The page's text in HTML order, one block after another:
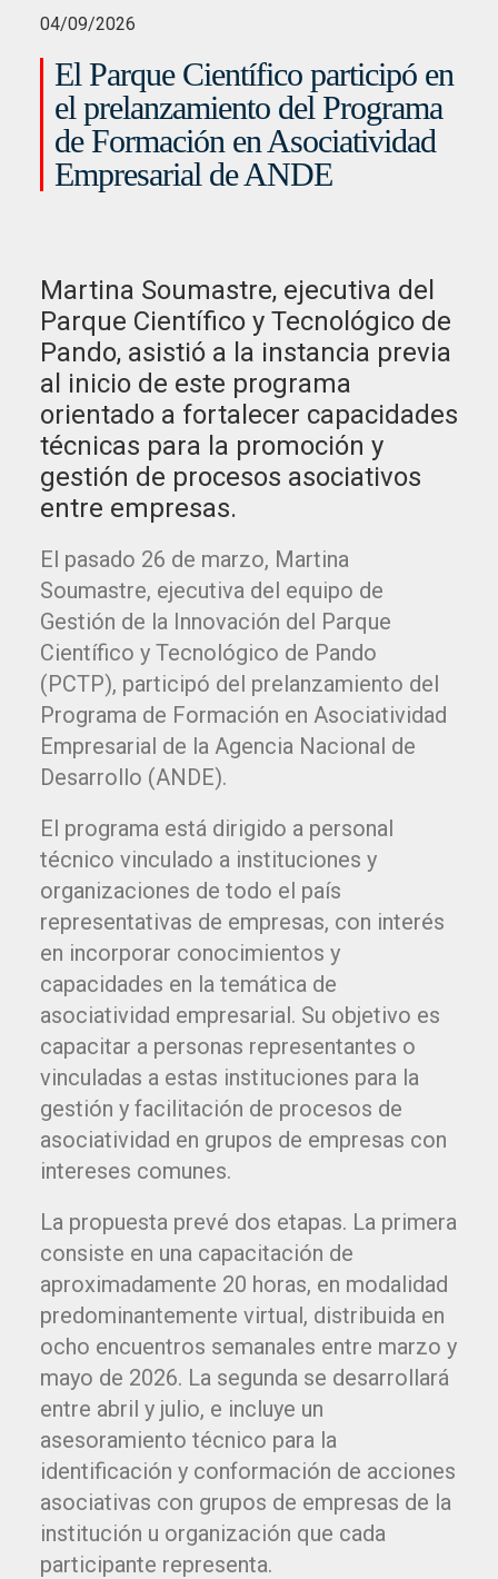
04/09/2026
El Parque Científico participó en
el prelanzamiento del Programa
de Formación en Asociatividad
Empresarial de ANDE
Martina Soumastre, ejecutiva del
Parque Científico y Tecnológico de
Pando, asistió a la instancia previa
al inicio de este programa
orientado a fortalecer capacidades
técnicas para la promoción y
gestión de procesos asociativos
entre empresas.
El pasado 26 de marzo, Martina
Soumastre, ejecutiva del equipo de
Gestión de la Innovación del Parque
Científico y Tecnológico de Pando
(PCTP), participó del prelanzamiento del
Programa de Formación en Asociatividad
Empresarial de la Agencia Nacional de
Desarrollo (ANDE).
El programa está dirigido a personal
técnico vinculado a instituciones y
organizaciones de todo el país
representativas de empresas, con interés
en incorporar conocimientos y
capacidades en la temática de
asociatividad empresarial. Su objetivo es
capacitar a personas representantes o
vinculadas a estas instituciones para la
gestión y facilitación de procesos de
asociatividad en grupos de empresas con
intereses comunes.
La propuesta prevé dos etapas. La primera
consiste en una capacitación de
aproximadamente 20 horas, en modalidad
predominantemente virtual, distribuida en
ocho encuentros semanales entre marzo y
mayo de 2026. La segunda se desarrollará
entre abril y julio, e incluye un
asesoramiento técnico para la
identificación y conformación de acciones
asociativas con grupos de empresas de la
institución u organización que cada
participante representa.